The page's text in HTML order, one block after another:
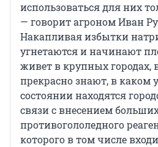
использоваться для них
— говорит агроном Иван
Накапливая избытки
угнетаются и начинают
живет в крупных городах,
прекрасно знают, в
состоянии находятся
связи с внесением
противогололедного
которого в том числе